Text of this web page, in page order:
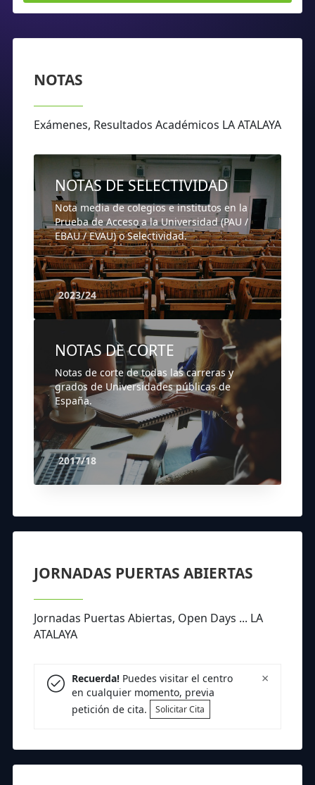
NOTAS
Exámenes, Resultados Académicos LA ATALAYA
NOTAS DE SELECTIVIDAD
Nota media de colegios e institutos en la
Prueba de Acceso a la Universidad (PAU /
EBAU / EVAU) o Selectividad.
2023/24
NOTAS DE CORTE
Notas de corte de todas las carreras y
grados de Universidades públicas de
España.
2017/18
JORNADAS PUERTAS ABIERTAS
Jornadas Puertas Abiertas, Open Days ... LA
ATALAYA
×
Recuerda!Puedes visitar el centro
en cualquier momento, previa
petición de cita.
Solicitar Cita